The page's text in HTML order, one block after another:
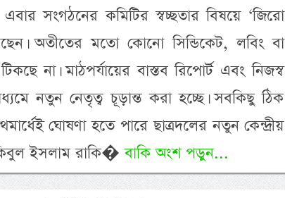
সংগঠনের কমিটির স্বচ্ছতার বিষয়ে ‘জিরো
অতীতের মতো কোনো সিন্ডিকেট, লবিং বা
না। মাঠপর্যায়ের বাস্তব রিপোর্ট এবং নিজস্ব
নতুন নেতৃত্ব চূড়ান্ত করা হচ্ছে। সবকিছু ঠিক
ঘোষণা হতে পারে ছাত্রদলের নতুন কেন্দ্রীয়
ইসলাম রাকি�বাকি অংশ পড়ুন...